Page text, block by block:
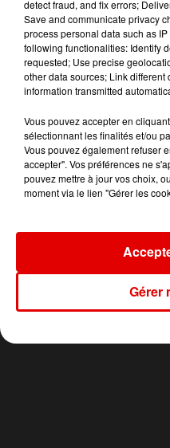
TITRES DIFFUSÉS
20h09
20h09
High Energy
20h06
20h06
La
detect fraud, and fix errors;
Save and communicate privacy
process personal data such as
following functionalities: Identify
requested; Use precise
other data sources; Link
information transmitted
Vous pouvez accepter en
sélectionnant les finalités et/ou
Vous pouvez également refuser
accepter". Vos préférences ne
pouvez mettre à jour vos choix,
moment via le lien "Gérer les
Gérer